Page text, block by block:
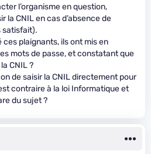
l’organisme en question,
la CNIL en cas d’absence de
satisfait).
ces plaignants, ils ont mis en
mots de passe, et constatant que
CNIL ?
de saisir la CNIL directement pour
contraire à la loi Informatique et
du sujet ?